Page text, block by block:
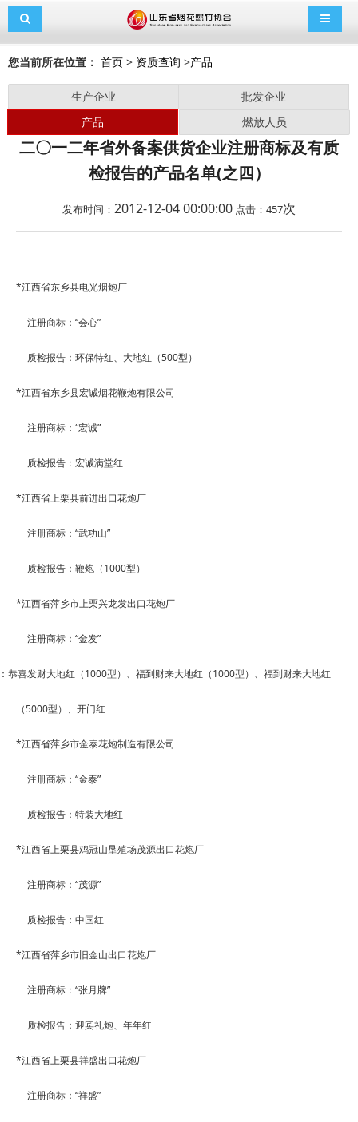
导航切换 导航切
您当前所在位置： 首页 > 资质查询 >产品
生产企业
批发企业
产品
燃放人员
二〇一二年省外备案供货企业注册商标及有质
检报告的产品名单(之四）
发布时间： 2012-12-04 00:00:00 点击： 457次
*江西省东乡县电光烟炮厂
注册商标： “会心”
质检报告：环保特红、大地红（500型）
*江西省东乡县宏诚烟花鞭炮有限公司
注册商标： “宏诚”
质检报告：宏诚满堂红
*江西省上栗县前进出口花炮厂
注册商标： “武功山”
质检报告：鞭炮（1000型）
*江西省萍乡市上栗兴龙发出口花炮厂
注册商标： “金发”
恭喜发财大地红（1000型）、福到财来大地红（1000型）、福到财来大地红
（5000型）、开门红
*江西省萍乡市金泰花炮制造有限公司
注册商标： “金泰”
质检报告：特装大地红
*江西省上栗县鸡冠山垦殖场茂源出口花炮厂
注册商标： “茂源”
质检报告：中国红
*江西省萍乡市旧金山出口花炮厂
注册商标： “张月牌”
质检报告：迎宾礼炮、年年红
*江西省上栗县祥盛出口花炮厂
注册商标： “祥盛”